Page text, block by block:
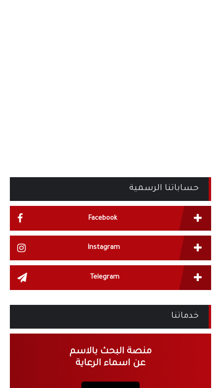
حساباتنا الرسمية
Facebook
Instagram
Telegram
خدماتنا
منصة البحث بالاسم
عن اسماء الرعاية